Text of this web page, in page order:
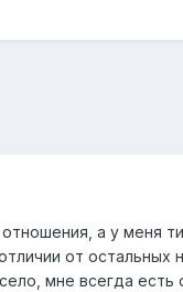
а у меня
от
мне всегда есть